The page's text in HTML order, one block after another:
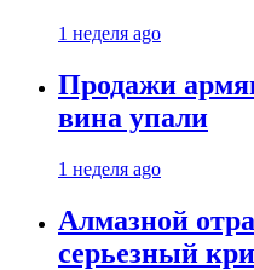
1 неделя ago
Продажи
вина упали
1 неделя ago
Алмазной
серьезный